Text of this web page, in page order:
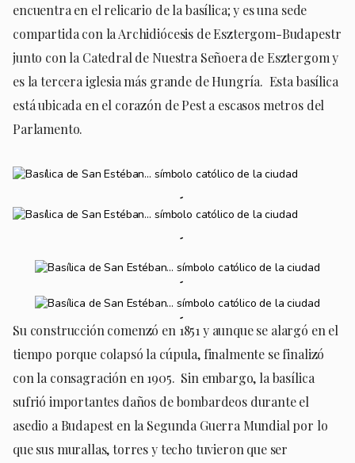
encuentra en el relicario de la basílica; y es una sede
compartida con la Archidiócesis de Esztergom-Budapestr
junto con la Catedral de Nuestra Señoera de Esztergom y
es la tercera iglesia más grande de Hungría. Esta basílica
está ubicada en el corazón de Pest a escasos metros del
Parlamento.
Su construcción comenzó en 1851 y aunque se alargó en el
tiempo porque colapsó la cúpula, finalmente se finalizó
con la consagración en 1905. Sin embargo, la basílica
sufrió importantes daños de bombardeos durante el
asedio a Budapest en la Segunda Guerra Mundial por lo
que sus murallas, torres y techo tuvieron que ser